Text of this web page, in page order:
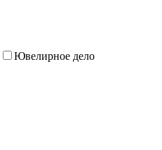
Ювелирное дело